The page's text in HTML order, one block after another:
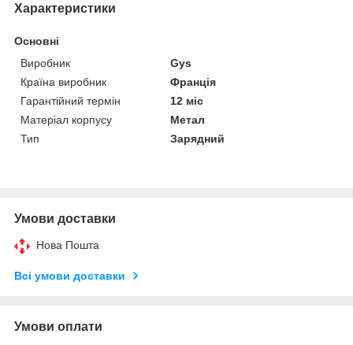
Характеристики
Основні
Виробник
Gys
Країна виробник
Франція
Гарантійний термін
12 міс
Матеріал корпусу
Метал
Тип
Зарядний
Умови доставки
Нова Пошта
Всі умови доставки
Умови оплати